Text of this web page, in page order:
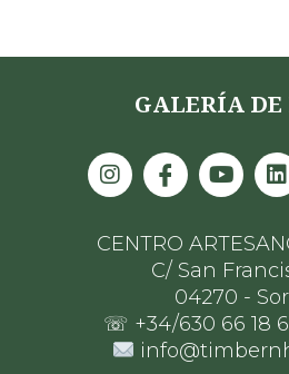
GALERÍA DE
CENTRO
C/ San
04270 -
☏ +34/630 66 18